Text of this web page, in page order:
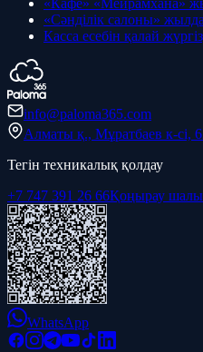
«Кафе» «Мейрамхана»
«Сәнділік салоны»
Касса есебін қалай
info@paloma365.com
Алматы қ., Мұратбаев к-сі,
Тегін техникалық қолдау
+7 747 391 26 66Қоңырау
WhatsApp